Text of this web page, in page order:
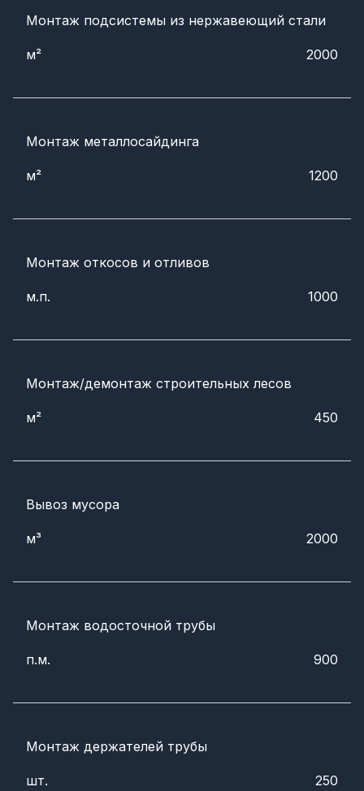
Монтаж подсистемы из нержавеющий стали
м² 2000
Монтаж металлосайдинга
м² 1200
Монтаж откосов и отливов
м.п. 1000
Монтаж/демонтаж строительных лесов
м² 450
Вывоз мусора
м³ 2000
Монтаж водосточной трубы
п.м. 900
Монтаж держателей трубы
шт. 250